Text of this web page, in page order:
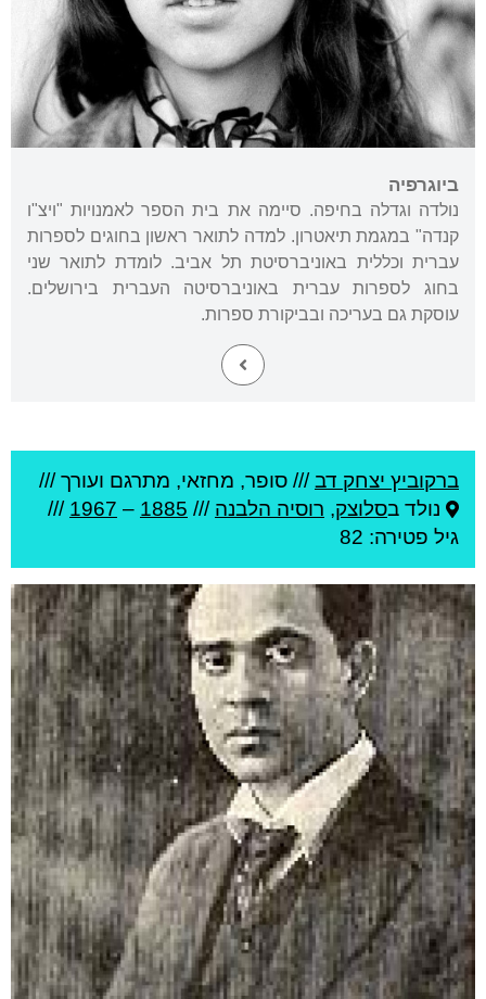
ביוגרפיה
נולדה וגדלה בחיפה. סיימה את בית הספר לאמנויות "ויצ"ו
קנדה" במגמת תיאטרון. למדה לתואר ראשון בחוגים לספרות
עברית וכללית באוניברסיטת תל אביב. לומדת לתואר שני
בחוג לספרות עברית באוניברסיטה העברית בירושלים.
עוסקת גם בעריכה ובביקורת ספרות.
ברקוביץ יצחק דב/// סופר, מחזאי, מתרגם ועורך ///
נולד בסלוצק, רוסיה הלבנה ///
1885
–
1967
///
גיל פטירה: 82